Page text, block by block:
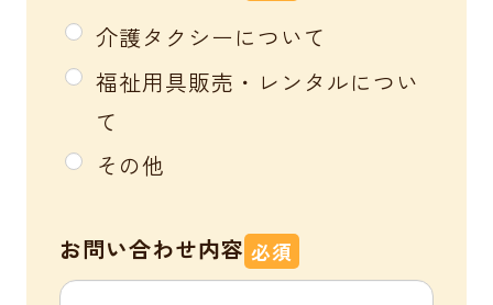
介護タクシーについて
福祉用具販売・レンタルについ
て
その他
お問い合わせ内容 必須